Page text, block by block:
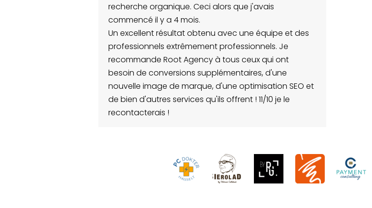
Ceci alors que j'avais
résultat obtenu avec une équipe et des
extrêmement professionnels. Je
Root Agency à tous ceux qui ont
supplémentaires, d'une
de marque, d'une optimisation SEO et
services qu'ils offrent ! 11/10 je le